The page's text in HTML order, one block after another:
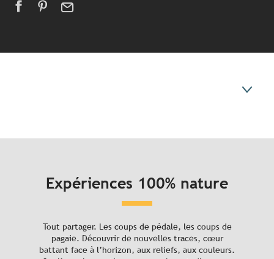
Préparez votre séjour
Expériences 100% nature
Tout partager. Les coups de pédale, les coups de
pagaie. Découvrir de nouvelles traces, cœur
battant face à l’horizon, aux reliefs, aux couleurs.